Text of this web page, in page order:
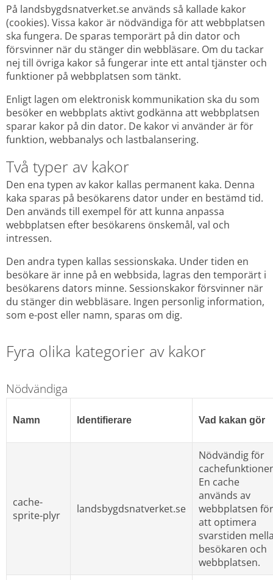
På landsbygdsnatverket.se används så kallade kakor
(cookies). Vissa kakor är nödvändiga för att webbplatsen
ska fungera. De sparas temporärt på din dator och
försvinner när du stänger din webbläsare. Om du tackar
nej till övriga kakor så fungerar inte ett antal tjänster och
funktioner på webbplatsen som tänkt.
Enligt lagen om elektronisk kommunikation ska du som
besöker en webbplats aktivt godkänna att webbplatsen
sparar kakor på din dator. De kakor vi använder är för
funktion, webbanalys och lastbalansering.
Två typer av kakor
Den ena typen av kakor kallas permanent kaka. Denna
kaka sparas på besökarens dator under en bestämd tid.
Den används till exempel för att kunna anpassa
webbplatsen efter besökarens önskemål, val och
intressen.
Den andra typen kallas sessionskaka. Under tiden en
besökare är inne på en webbsida, lagras den temporärt i
besökarens dators minne. Sessionskakor försvinner när
du stänger din webbläsare. Ingen personlig information,
som e-post eller namn, sparas om dig.
Fyra olika kategorier av kakor
Nödvändiga
Namn Identifierare Vad kakan gör
cache-
sprite-plyr
landsbygdsnatverket.se
Nödvändig för
En cache
används av
webbplatsen för
att optimera
svarstiden
besökaren och
webbplatsen.